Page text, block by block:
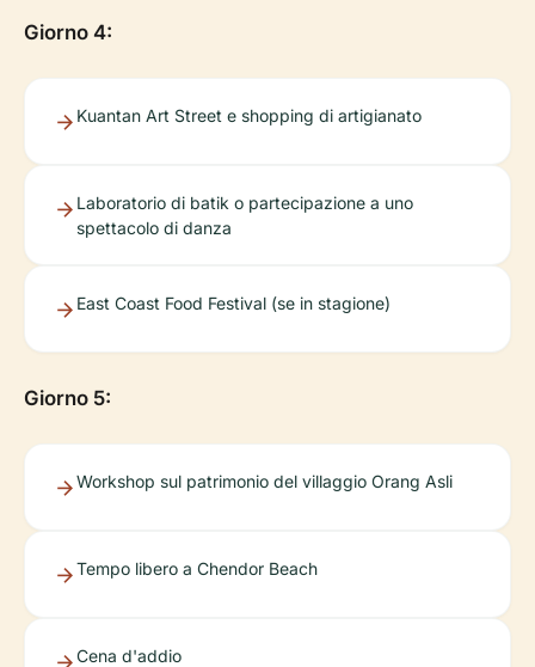
Giorno 4:
Kuantan Art Street e shopping di artigianato
Laboratorio di batik o partecipazione a uno
spettacolo di danza
East Coast Food Festival (se in stagione)
Giorno 5:
Workshop sul patrimonio del villaggio Orang Asli
Tempo libero a Chendor Beach
Cena d'addio